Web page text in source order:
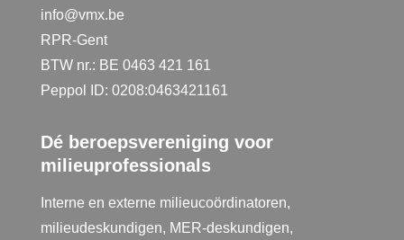
info@vmx.be
RPR-Gent
BTW nr.: BE 0463 421 161
Peppol ID: 0208:0463421161
Dé beroepsvereniging voor
milieuprofessionals
Interne en externe milieucoördinatoren,
milieudeskundigen, MER-deskundigen,